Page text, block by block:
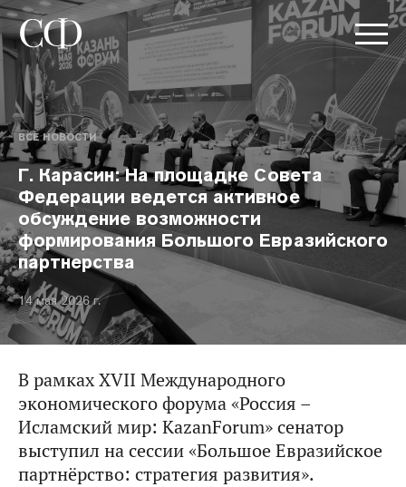
ВСЕ НОВОСТИ
Г. Карасин: На площадке Совета
Федерации ведется активное
обсуждение возможности
формирования Большого Евразийского
партнерства
14 мая 2026 г.
В рамках XVII Международного
экономического форума «Россия –
Исламский мир: KazanForum» сенатор
выступил на сессии «Большое Евразийское
партнёрство: стратегия развития».